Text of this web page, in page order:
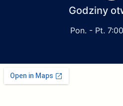
Godziny
Pon. - Pt.